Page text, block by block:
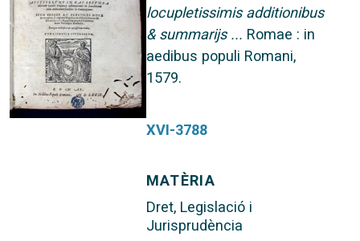
locupletissimis additionibus
& summarijs ... Romae : in
aedibus populi Romani,
1579.
XVI-3788
MATÈRIA
Dret, Legislació i
Jurisprudència